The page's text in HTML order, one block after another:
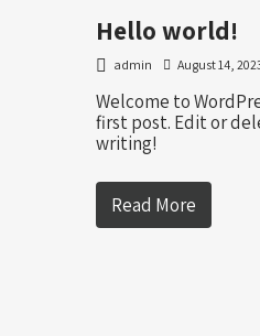
Hello world!
admin August 14,
Welcome to
first post. Edit or
writing!
Read More